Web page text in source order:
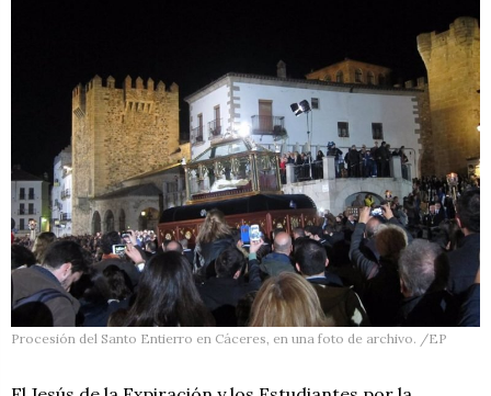
Procesión del Santo Entierro en Cáceres, en una foto de archivo. /EP